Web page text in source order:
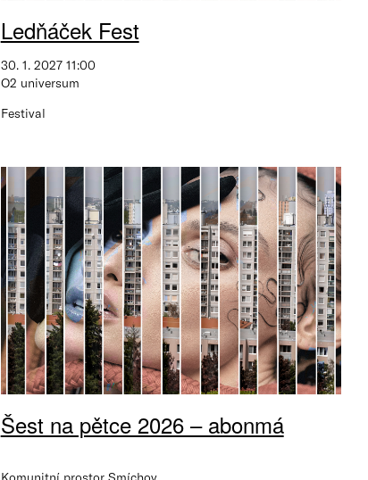
Ledňáček Fest
30. 1. 2027 11:00
O2 universum
Festival
Šest na pětce 2026 – abonmá
Komunitní prostor Smíchov